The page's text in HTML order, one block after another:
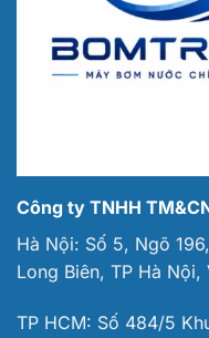
Công ty TNHH
Hà Nội: Số 5, Ngõ
Long Biên, TP Hà Nội,
TP HCM: Số 484/5